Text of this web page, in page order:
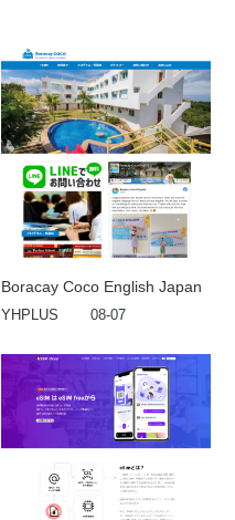
Boracay Coco English Japan
YHPLUS 08-07